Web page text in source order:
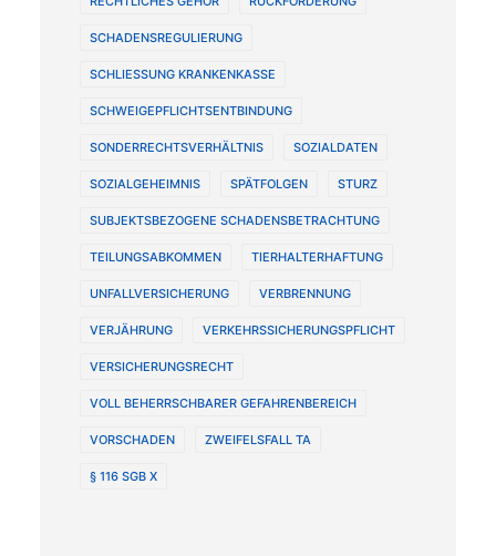
SCHADENSREGULIERUNG
SCHLIESSUNG KRANKENKASSE
SCHWEIGEPFLICHTSENTBINDUNG
SONDERRECHTSVERHÄLTNIS SOZIALDATEN
SOZIALGEHEIMNIS SPÄTFOLGEN STURZ
SUBJEKTSBEZOGENE SCHADENSBETRACHTUNG
TEILUNGSABKOMMEN TIERHALTERHAFTUNG
UNFALLVERSICHERUNG VERBRENNUNG
VERJÄHRUNG VERKEHRSSICHERUNGSPFLICHT
VERSICHERUNGSRECHT
VOLL BEHERRSCHBARER GEFAHRENBEREICH
VORSCHADEN ZWEIFELSFALL TA
§ 116 SGB X